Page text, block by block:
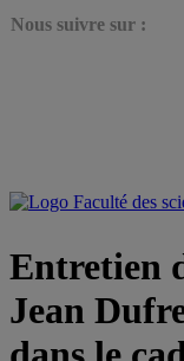
Nous suivre sur :
Entretien
Jean